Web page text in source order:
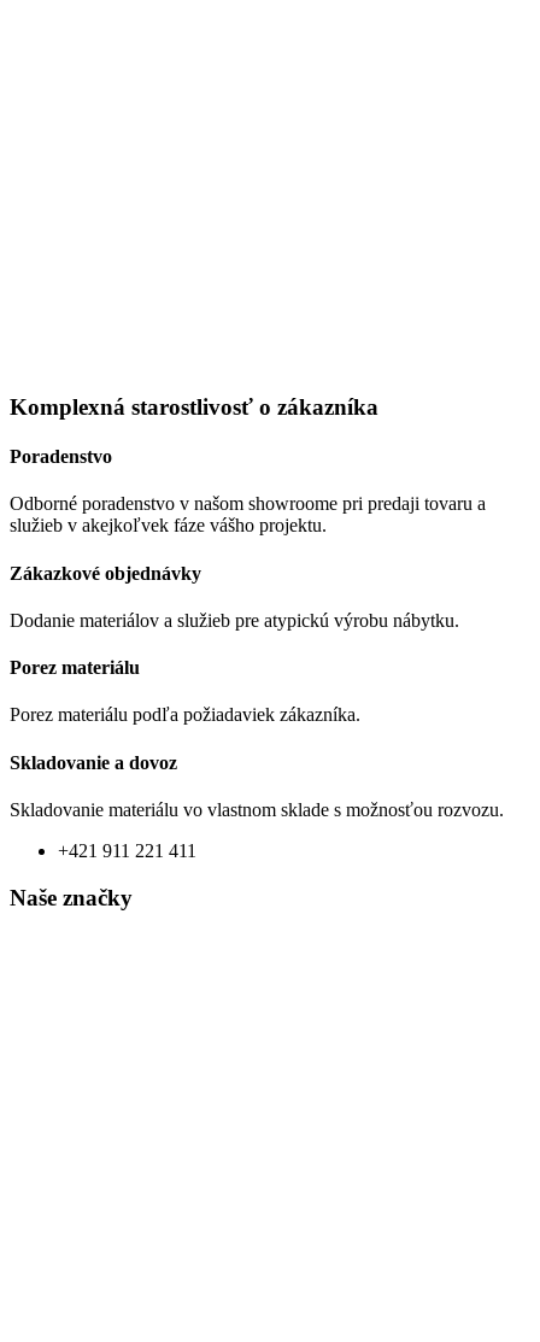
Komplexná starostlivosť o zákazníka
Poradenstvo
Odborné poradenstvo v našom showroome pri predaji tovaru a
služieb v akejkoľvek fáze vášho projektu.
Zákazkové objednávky
Dodanie materiálov a služieb pre atypickú výrobu nábytku.
Porez materiálu
Porez materiálu podľa požiadaviek zákazníka.
Skladovanie a dovoz
Skladovanie materiálu vo vlastnom sklade s možnosťou rozvozu.
+421 911 221 411
Naše značky